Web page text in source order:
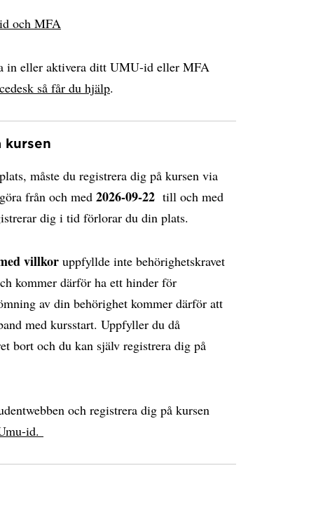
och MFA
in eller aktivera ditt UMU-id eller MFA
så får du hjälp.
kursen
måste du registrera dig på kursen via
från och med 2026-09-22 till och med
dig i tid förlorar du din plats.
villkor uppfyllde inte behörighetskravet
kommer därför ha ett hinder för
av din behörighet kommer därför att
med kursstart. Uppfyller du då
bort och du kan själv registrera dig på
och registrera dig på kursen
id.